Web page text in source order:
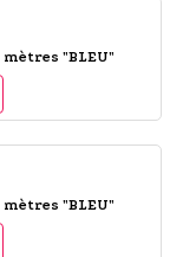
"BLEU"
"BLEU"